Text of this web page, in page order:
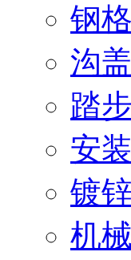
钢
沟
踏
安
镀锌
机